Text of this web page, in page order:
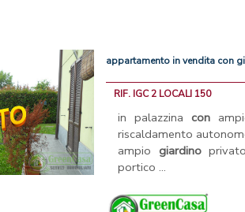
appartamento in vendita con
RIF. IGC 2 LOCALI 150
in palazzinacon
riscaldamento
ampio giardino
portico ...